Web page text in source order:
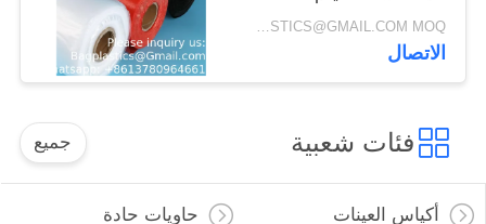
لفة استخدام للتعبئة من
المواد المذوبة في الماء
INQUIRY: BAGPLASTICS@GMAIL.COM MOQ:الـ (واتس اب) +8613780964661
الاتصال
فئات شعبية جميع
أكياس العينات حاويات حادة